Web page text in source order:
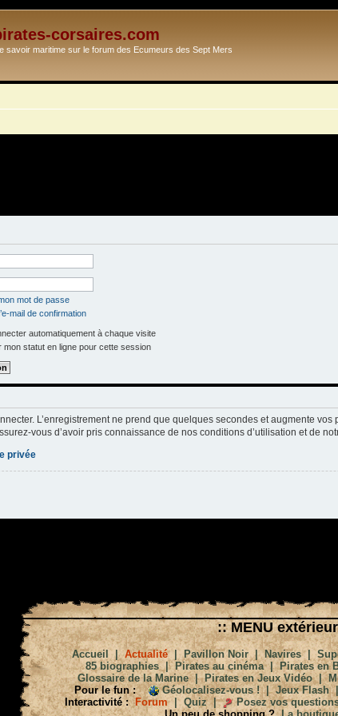
corsaires.com
savoir maritime sur le forum des Ecumeurs des Sept Mers
mot de passe
mail de confirmation
automatiquement à chaque visite
mon statut en ligne pour cette session
L’enregistrement ne prend que quelques secondes et augmente
vous d’avoir pris connaissance de nos conditions d’utilisation et de
privée
:: MENU
Accueil|Actualité|Pavillon Noir|Navires|
85 biographies| Pirates au cinéma|Pirates en
Glossaire de la Marine|Pirates en Jeux Vidéo|
Pour le fun :
Géolocalisez-vous !|Jeux Flash
Interactivité : Forum| Quiz| Posez vos